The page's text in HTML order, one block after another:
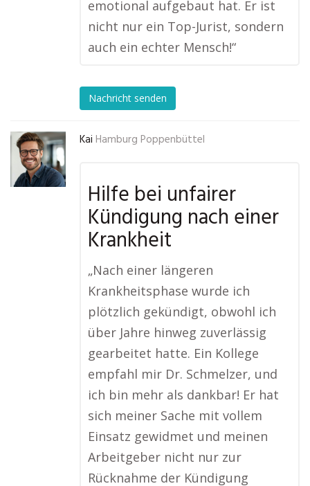
emotional aufgebaut hat. Er ist
nicht nur ein Top-Jurist, sondern
auch ein echter Mensch!“
Nachricht senden
Kai Hamburg Poppenbüttel
Hilfe bei unfairer
Kündigung nach einer
Krankheit
„Nach einer längeren
Krankheitsphase wurde ich
plötzlich gekündigt, obwohl ich
über Jahre hinweg zuverlässig
gearbeitet hatte. Ein Kollege
empfahl mir Dr. Schmelzer, und
ich bin mehr als dankbar! Er hat
sich meiner Sache mit vollem
Einsatz gewidmet und meinen
Arbeitgeber nicht nur zur
Rücknahme der Kündigung